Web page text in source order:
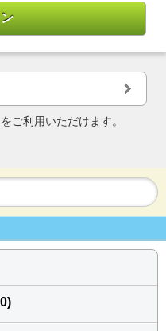
ご利用いただけます。